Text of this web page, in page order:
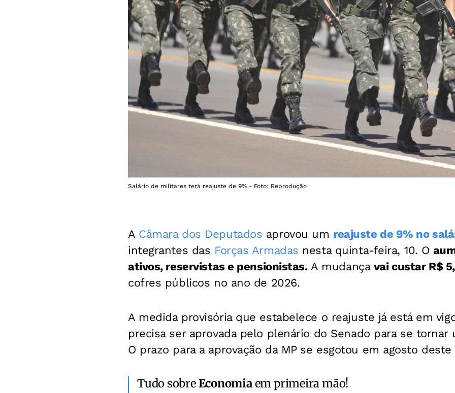
Salário de militares terá reajuste de 9% - Foto: Reprodução
A Câmara dos Deputados aprovou um reajuste de 9% no
integrantes das Forças Armadas nesta quinta-feira, 10. O
ativos, reservistas e pensionistas.A mudança vai custar R$
cofres públicos no ano de 2026.
A medida provisória que estabelece o reajuste já está em
precisa ser aprovada pelo plenário do Senado para se tornar
O prazo para a aprovação da MP se esgotou em agosto deste
Tudo sobreEconomiaem primeira mão!